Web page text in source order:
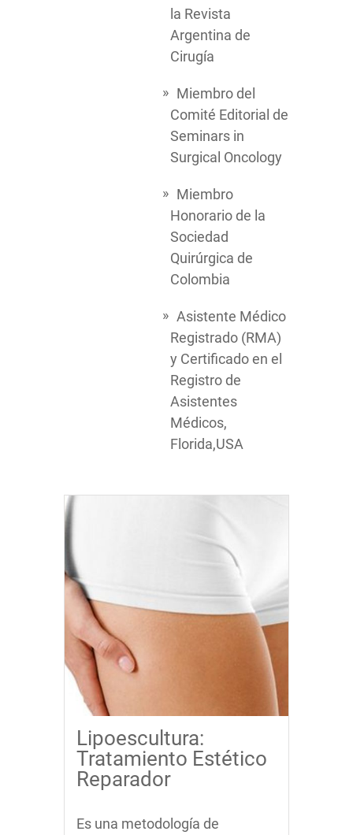
la Revista
Argentina de
Cirugía
Miembro del
Comité Editorial de
Seminars in
Surgical Oncology
Miembro
Honorario de la
Sociedad
Quirúrgica de
Colombia
Asistente Médico
Registrado (RMA)
y Certificado en el
Registro de
Asistentes
Médicos,
Florida,USA
Lipoescultura:
Tratamiento Estético
Reparador
Es una metodología de